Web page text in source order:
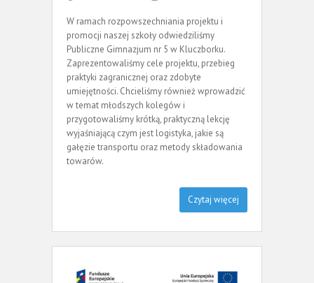
W ramach rozpowszechniania projektu i
promocji naszej szkoły odwiedziliśmy
Publiczne Gimnazjum nr 5 w Kluczborku.
Zaprezentowaliśmy cele projektu, przebieg
praktyki zagranicznej oraz zdobyte
umiejętności. Chcieliśmy również wprowadzić
w temat młodszych kolegów i
przygotowaliśmy krótką, praktyczną lekcję
wyjaśniającą czym jest logistyka, jakie są
gałęzie transportu oraz metody składowania
towarów.
Czytaj więcej